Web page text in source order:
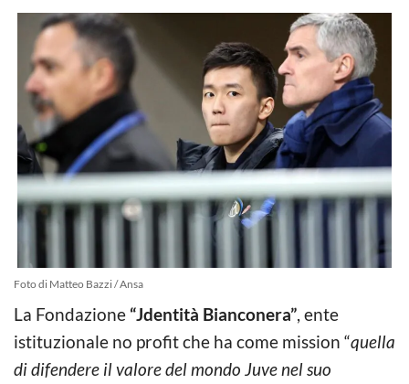
Foto di Matteo Bazzi / Ansa
La Fondazione “Jdentità Bianconera”, ente
istituzionale no profit che ha come mission “quella
di difendere il valore del mondo Juve nel suo